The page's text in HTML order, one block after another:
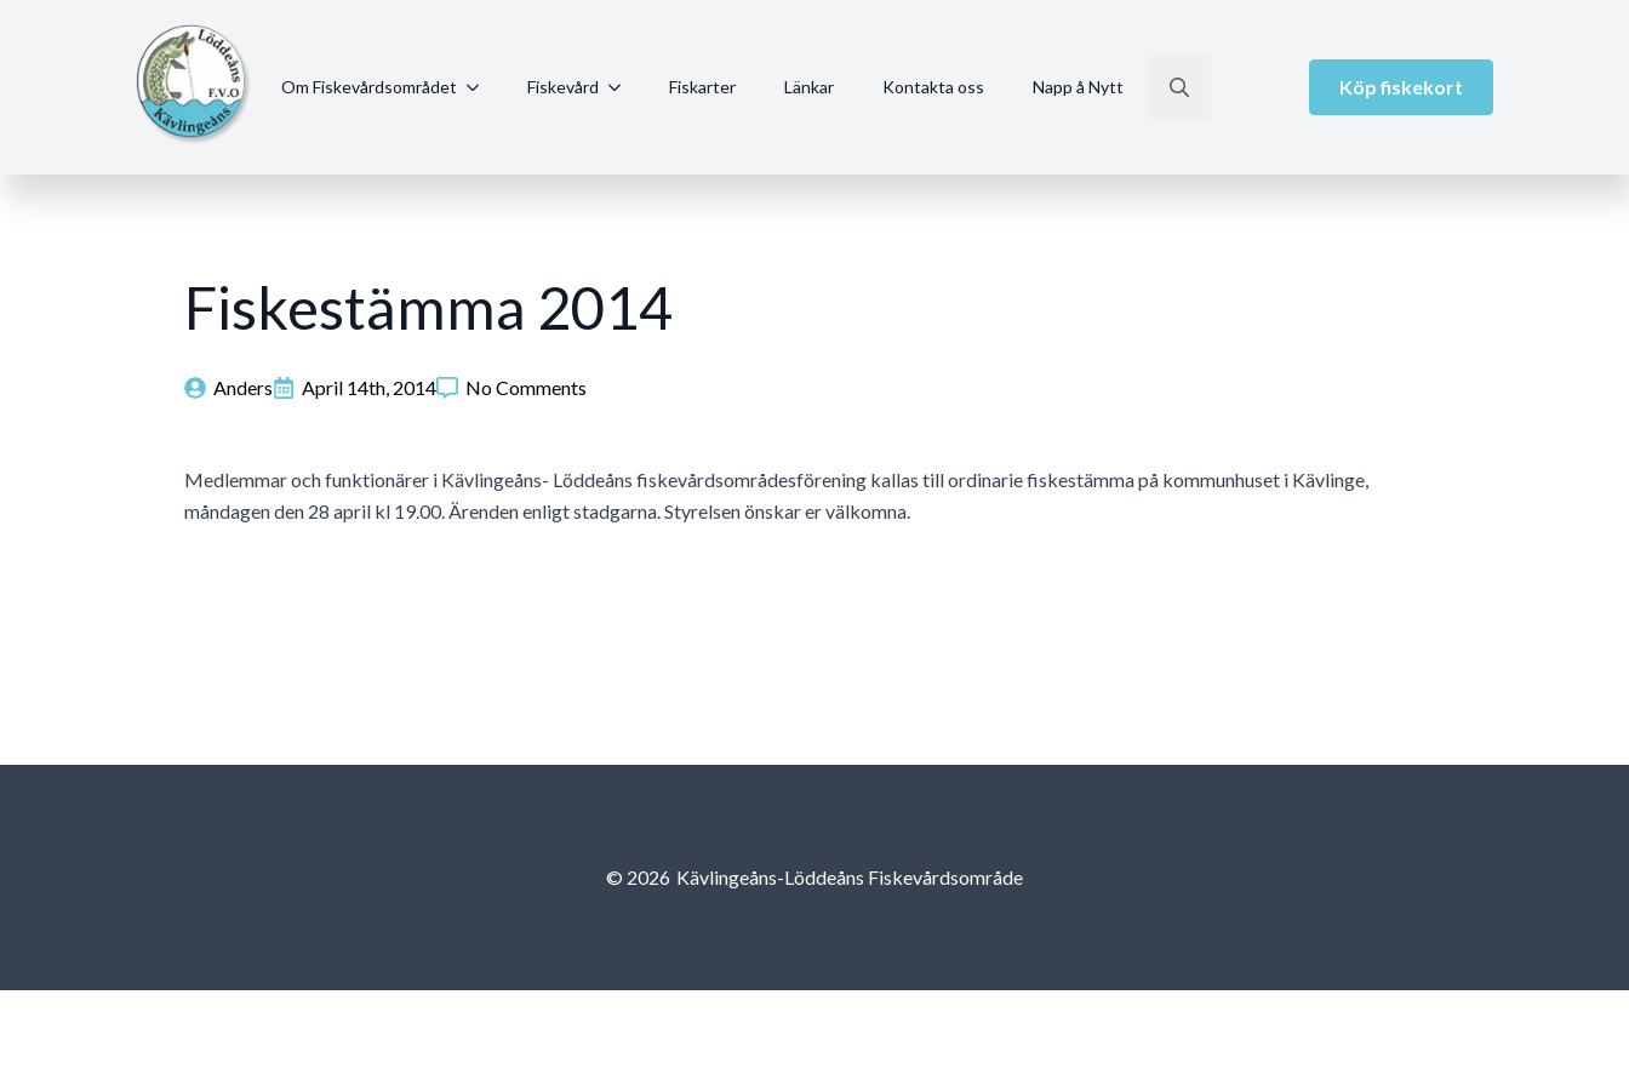
Om Fiskevårdsområdet Fiskevård Fiskarter Länkar Kontakta oss Napp å Nytt Köp fiskekort
Fiskestämma 2014
Anders April 14th, 2014 No Comments
Medlemmar och funktionärer i Kävlingeåns- Löddeåns fiskevårdsområdesförening kallas till ordinarie fiskestämma på kommunhuset i Kävlinge,
måndagen den 28 april kl 19.00. Ärenden enligt stadgarna. Styrelsen önskar er välkomna.
© 2026 Kävlingeåns-Löddeåns Fiskevårdsområde